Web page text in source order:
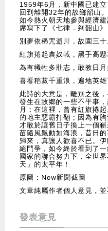
1959年6月，新中國已建
回到離開32年的故鄉韶山
如今熱火朝天地參與經濟
席寫下了《七律．到韶山》
別夢依稀咒逝川，故園三十
紅旗捲起農奴戟，黑手高懸
為有犧牲多壯志，敢教日月
喜看稻菽千重浪，遍地英雄
此詩的大意是，離別之後
發生在故鄉的一些不平事
月；在這裡，曾有紅旗捲
的地主惡霸打翻；因為有
才敢於讓舊日子換上一個
苗隨風飄動如海浪，昔日
歸來，真讓人歡喜不已。
絕鬥爭，如今終於看到了
國家的聯合努力下，全世
天」的太平年！
原圖：Now新聞截圖
文章純屬作者個人意見，
發表意見